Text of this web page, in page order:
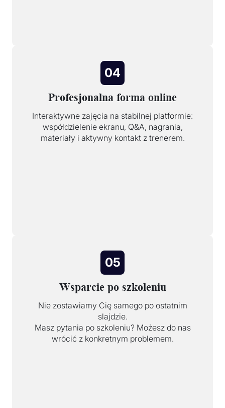
04
Profesjonalna forma online
Interaktywne zajęcia na stabilnej platformie:
współdzielenie ekranu, Q&A, nagrania,
materiały i aktywny kontakt z trenerem.
05
Wsparcie po szkoleniu
Nie zostawiamy Cię samego po ostatnim
slajdzie.
Masz pytania po szkoleniu? Możesz do nas
wrócić z konkretnym problemem.